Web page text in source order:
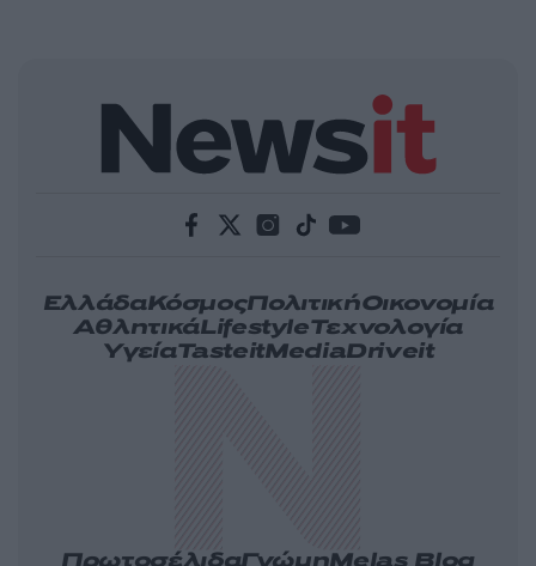
ΕλλάδαΚόσμοςΠολιτικήΟικονομία
ΑθλητικάLifestyleΤεχνολογία
ΥγείαTasteitMediaDriveit